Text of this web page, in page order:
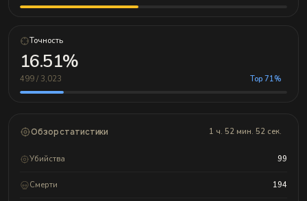
Точность
16.51%
499 / 3,023 Top 71%
Обзор статистики 1 ч. 52 мин. 52 сек.
Убийства 99
Смерти 194